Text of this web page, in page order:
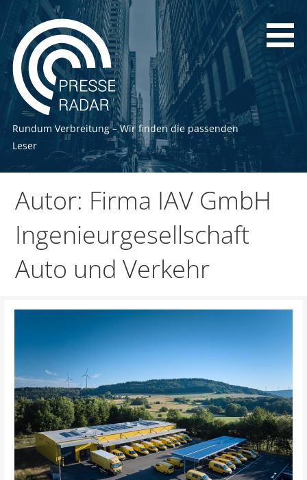
Zum
Inhalt
springen
Rundum Verbreitung – Wir finden die passenden
Leser
Autor: Firma IAV GmbH
Ingenieurgesellschaft
Auto und Verkehr